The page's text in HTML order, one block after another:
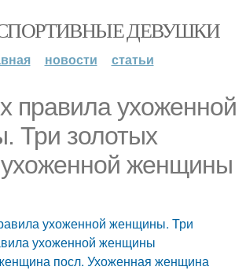
| СПОРТИВНЫЕ ДЕВУШКИ
новости статьи
правила ухоженной
Три золотых
женщины
ухоженной женщины. Три
ухоженной женщины
посл. Ухоженная женщина